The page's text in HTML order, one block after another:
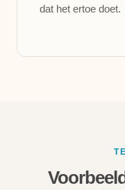
dat het ertoe doet.